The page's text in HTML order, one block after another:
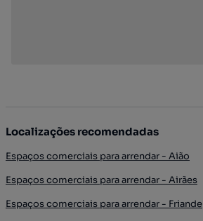
Localizações recomendadas
Espaços comerciais para arrendar - Aião
Espaços comerciais para arrendar - Airães
Espaços comerciais para arrendar - Friande